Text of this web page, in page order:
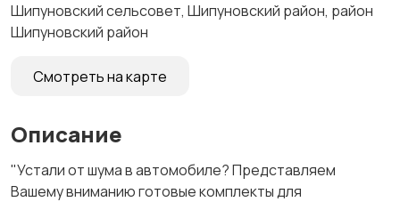
Шипуновский сельсовет, Шипуновский район, район
Шипуновский район
Смотреть на карте
Описание
"Устали от шума в автомобиле? Представляем
Вашему вниманию готовые комплекты для